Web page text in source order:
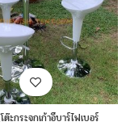
โต๊ะกระจกเก้าอี้บาร์ไฟเบอร์